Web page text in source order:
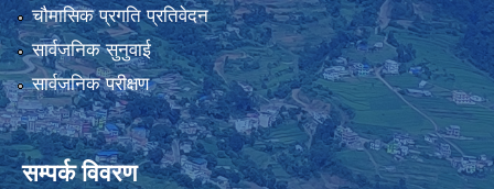
चौमासिक प्रगति प्रतिवेदन
सार्वजनिक सुनुवाई
सार्वजनिक परीक्षण
सम्पर्क विवरण